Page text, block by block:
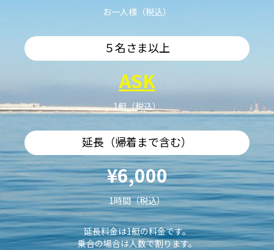
お一人様（税込）
５名さま以上
ASK
1艇（税込）
延長（帰着まで含む）
¥6,000
1時間（税込）
延長料金は1艇の料金です。
乗合の場合は人数で割ります。